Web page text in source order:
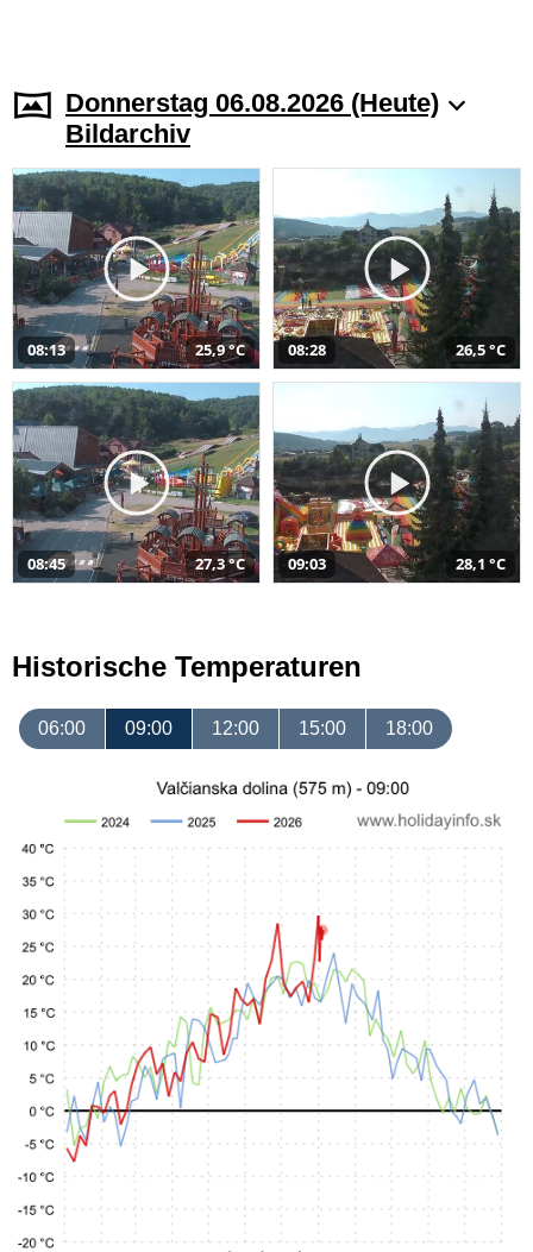
Donnerstag 06.08.2026 (Heute)
Bildarchiv
08:13 25,9 °C 08:28 26,5 °C
08:45 27,3 °C 09:03 28,1 °C
Historische Temperaturen
06:00 09:00 12:00 15:00 18:00